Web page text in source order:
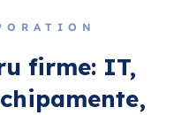
firme: IT,